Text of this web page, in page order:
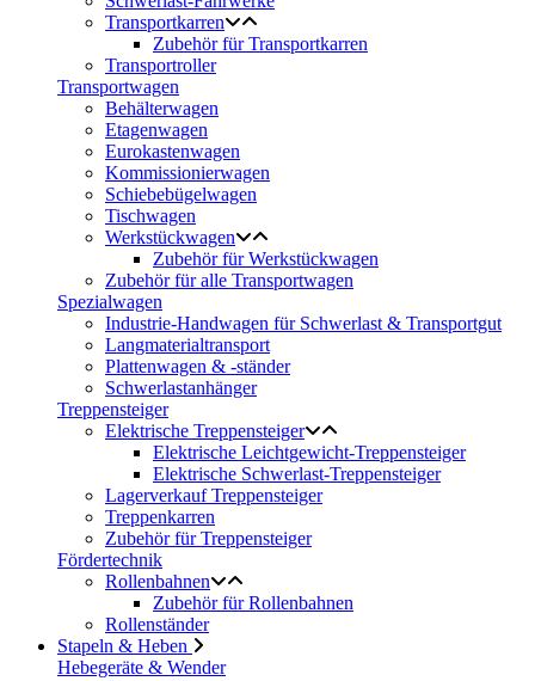
Transportkarren
Zubehör für Transportkarren
Transportroller
Transportwagen
Behälterwagen
Etagenwagen
Eurokastenwagen
Kommissionierwagen
Schiebebügelwagen
Tischwagen
Werkstückwagen
Zubehör für Werkstückwagen
Zubehör für alle Transportwagen
Spezialwagen
Industrie-Handwagen für Schwerlast & Transportgut
Langmaterialtransport
Plattenwagen & -ständer
Schwerlastanhänger
Treppensteiger
Elektrische Treppensteiger
Elektrische Leichtgewicht-Treppensteiger
Elektrische Schwerlast-Treppensteiger
Lagerverkauf Treppensteiger
Treppenkarren
Zubehör für Treppensteiger
Fördertechnik
Rollenbahnen
Zubehör für Rollenbahnen
Rollenständer
Stapeln & Heben
Hebegeräte & Wender